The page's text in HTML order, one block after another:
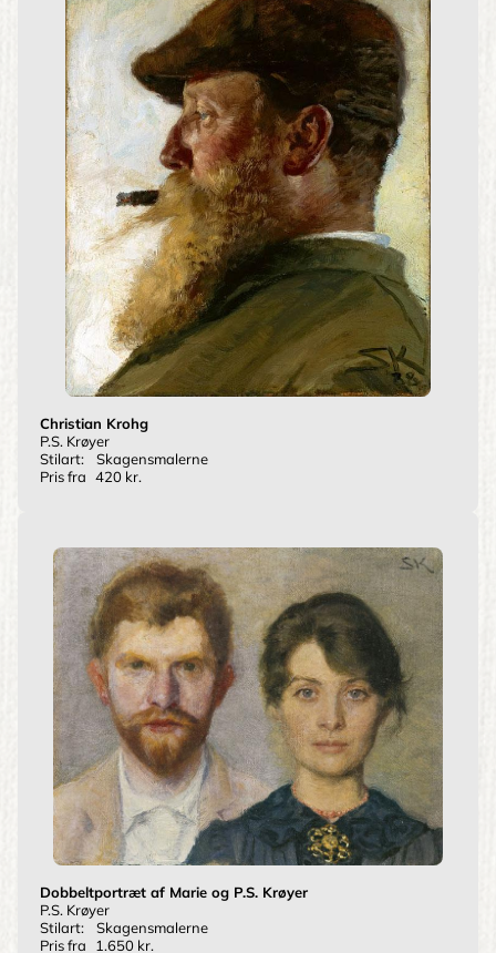
Christian Krohg
P.S. Krøyer
Stilart:
Skagensmalerne
Pris fra 420 kr.
Dobbeltportræt af Marie og P.S. Krøyer
P.S. Krøyer
Stilart:
Skagensmalerne
Pris fra
1.650 kr.